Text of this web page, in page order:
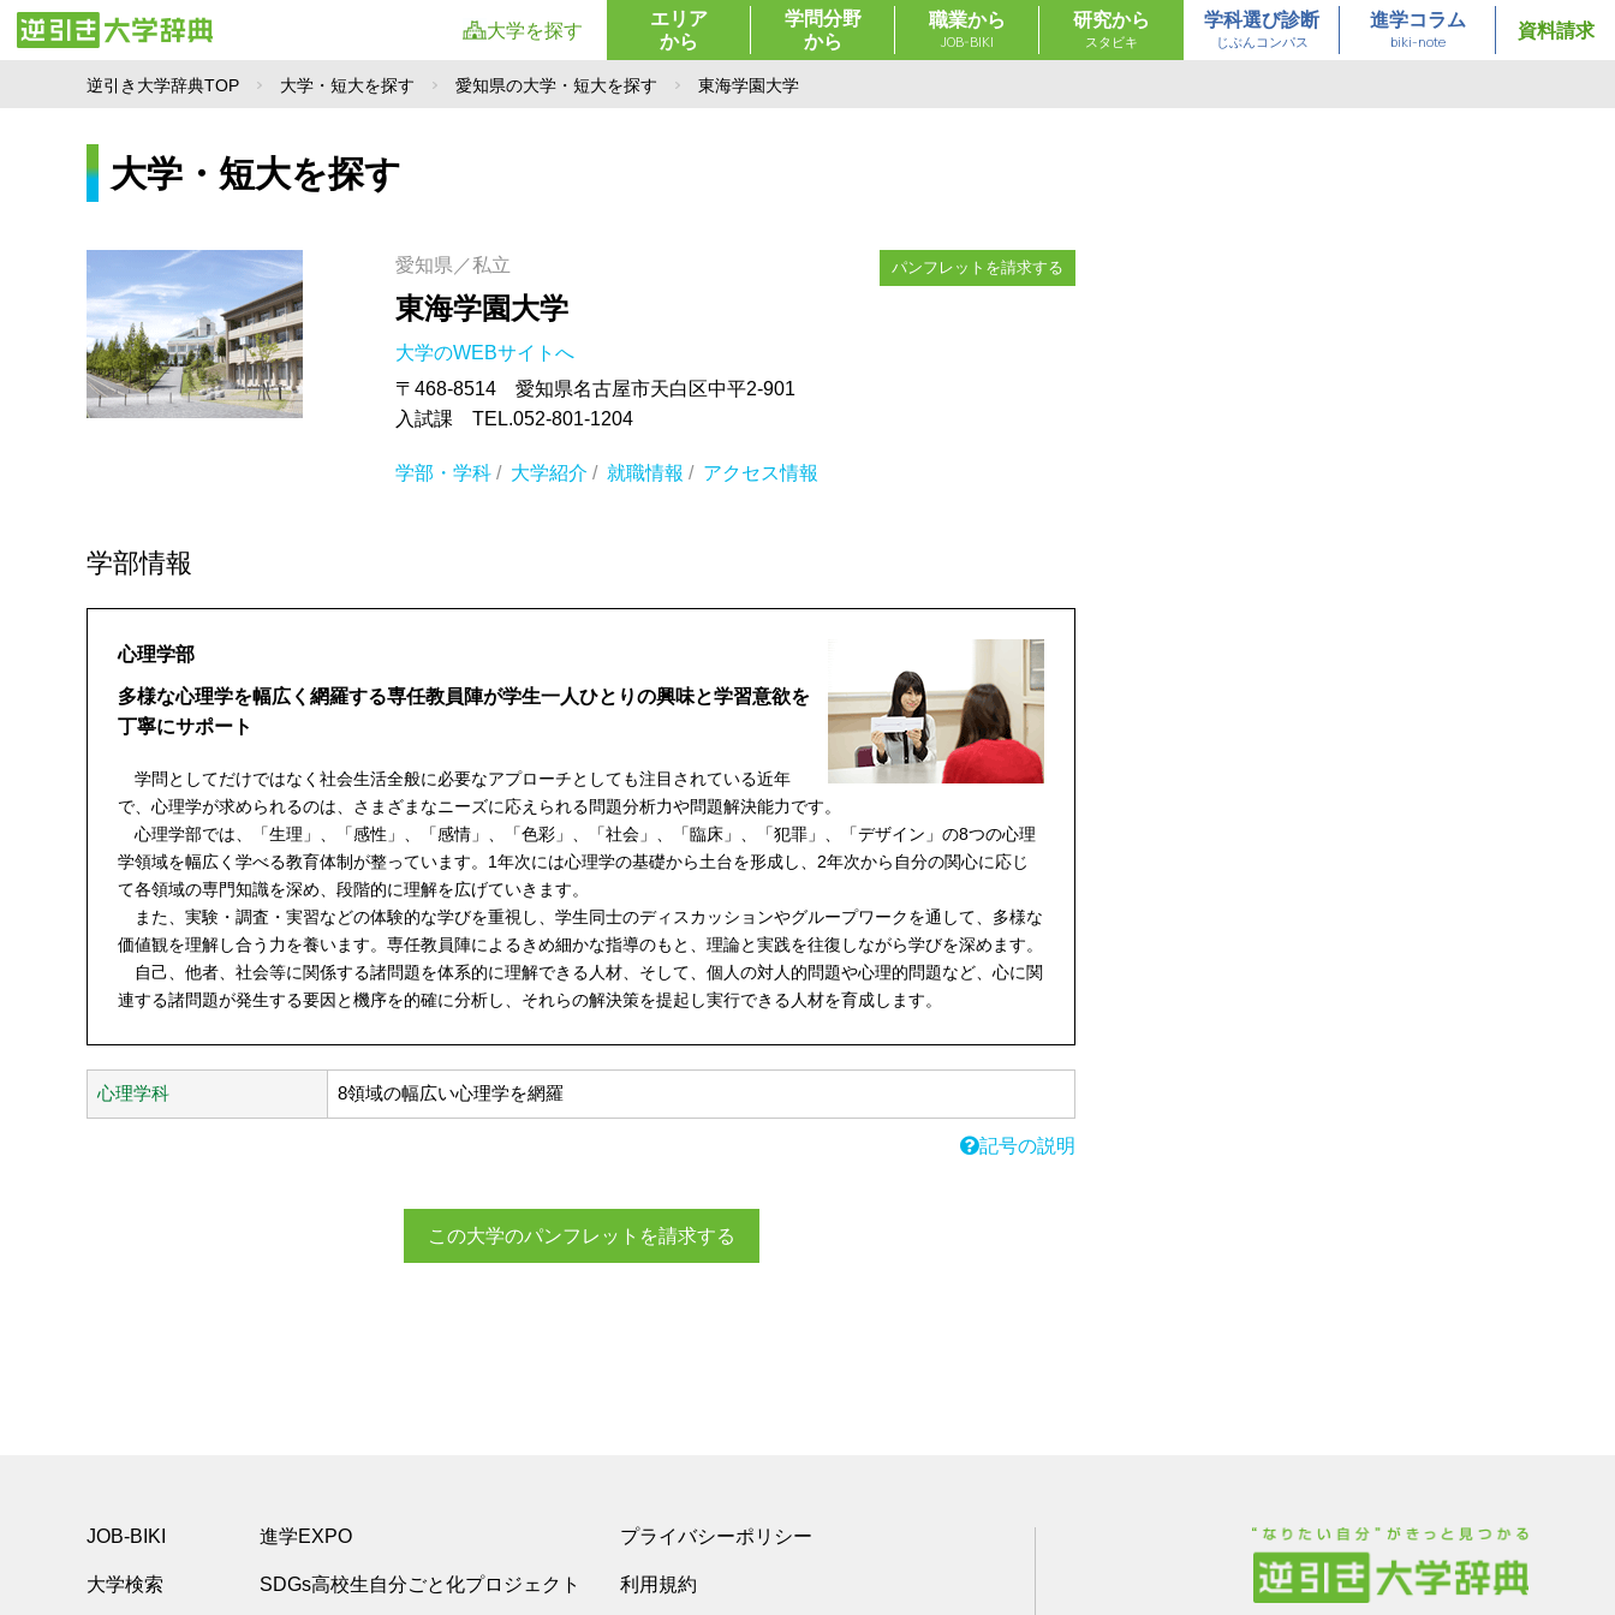
大学を探す
エリア
から
学問分野
から
職業から
JOB-BIKI
研究から
スタビキ
学科選び診断
じぶんコンパス
進学コラム
biki-note
資料請求
逆引き大学辞典TOP 大学・短大を探す 愛知県の大学・短大を探す 東海学園大学
大学・短大を探す
愛知県／私立
東海学園大学
大学のWEBサイトへ
〒468-8514 愛知県名古屋市天白区中平2-901
入試課 TEL.052-801-1204
パンフレットを請求する
学部・学科/ 大学紹介 / 就職情報 / アクセス情報
学部情報
心理学部
多様な心理学を幅広く網羅する専任教員陣が学生一人ひとりの興味と学習意欲を
丁寧にサポート
学問としてだけではなく社会生活全般に必要なアプローチとしても注目されている近年
で、心理学が求められるのは、さまざまなニーズに応えられる問題分析力や問題解決能力です。
心理学部では、「生理」、「感性」、「感情」、「色彩」、「社会」、「臨床」、「犯罪」、「デザイン」の8つの心理
学領域を幅広く学べる教育体制が整っています。1年次には心理学の基礎から土台を形成し、2年次から自分の関心に応じ
て各領域の専門知識を深め、段階的に理解を広げていきます。
また、実験・調査・実習などの体験的な学びを重視し、学生同士のディスカッションやグループワークを通して、多様な
価値観を理解し合う力を養います。専任教員陣によるきめ細かな指導のもと、理論と実践を往復しながら学びを深めます。
自己、他者、社会等に関係する諸問題を体系的に理解できる人材、そして、個人の対人的問題や心理的問題など、心に関
連する諸問題が発生する要因と機序を的確に分析し、それらの解決策を提起し実行できる人材を育成します。
心理学科 8領域の幅広い心理学を網羅
記号の説明
この大学のパンフレットを請求する
JOB-BIKI
大学検索
進学EXPO
SDGs高校生自分ごと化プロジェクト
プライバシーポリシー
利用規約